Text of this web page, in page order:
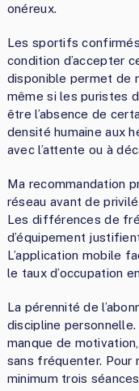
onéreux.
Les sportifs
condition d’accepter
disponible permet de
même si les puristes
être l’absence de
densité humaine aux
avec l’attente ou à
Ma recommandation
réseau avant de
Les différences de
d’équipement
L’application mobile
le taux d’occupation
La pérennité de
discipline
manque de
sans fréquenter. Pour
minimum trois